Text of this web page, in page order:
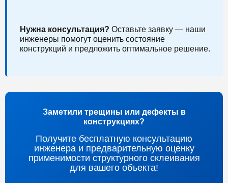
Нужна консультация? Оставьте заявку — наши
инженеры помогут оценить состояние
конструкций и предложить оптимальное решение.
Заметили трещины или дефекты в
конструкциях?
Получите бесплатную консультацию
инженера и предварительную оценку
применимости структурного склеивания
для вашего объекта!